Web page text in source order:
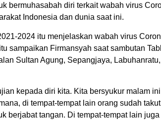
bermuhasabah diri terkait wabah virus
Indonesia dan dunia saat ini.
2024 itu menjelaskan wabah virus
sampaikan Firmansyah saat sambutan
Sultan Agung, Sepangjaya,
kepada diri kita. Kita bersyukur malam
di tempat-tempat lain orang sudah
berjabat tangan. Di tempat-tempat lain